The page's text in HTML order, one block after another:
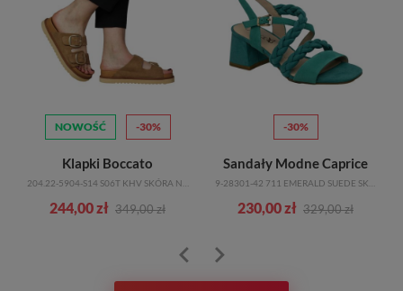
NOWOŚĆ -30%
Klapki Boccato
244,00 zł 349,00 zł
-30%
Sandały Modne Caprice
230,00 zł 329,00 zł